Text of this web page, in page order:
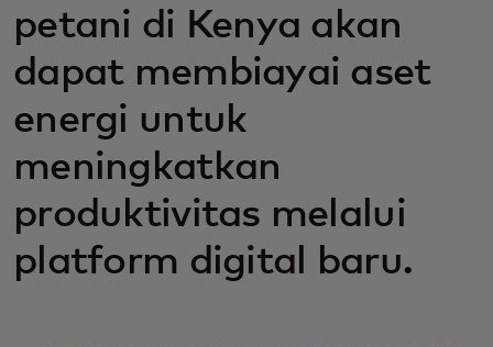
petani di Kenya akan
dapat membiayai aset
energi untuk
meningkatkan
produktivitas melalui
platform digital baru.